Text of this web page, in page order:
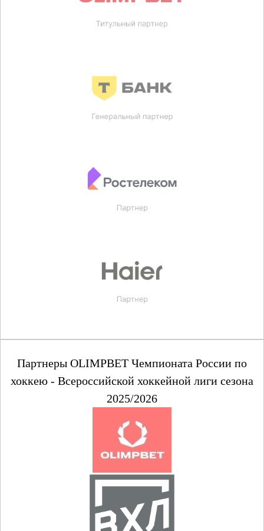
Партнеры OLIMPBET Чемпионата России по
хоккею - Всероссийской хоккейной лиги сезона
2025/2026